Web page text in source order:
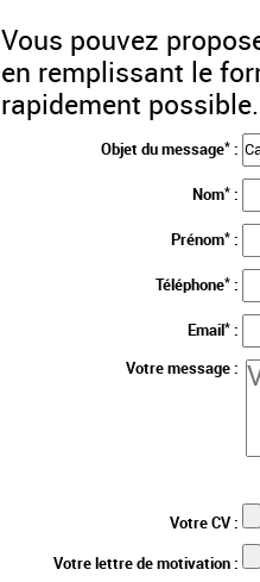
Vous pouvez
en remplissant le
rapidement possible.
Objet du message* :
Nom* :
Prénom* :
Téléphone* :
Email* :
Votre message :
Votre CV :
Votre lettre de motivation :